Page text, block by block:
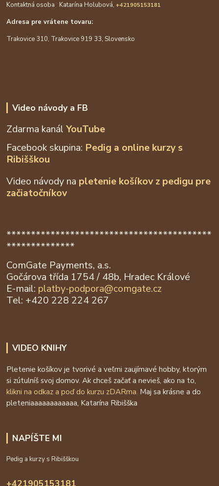
Kontaktná osoba : Katarína Holubová, +421905153181
Adresa pre vrátene tovaru:
Trakovice 310, Trakovice 919 33, Slovensko
Video návody a FB
Zdarma kanálYouTube
Facebook skupina: Pedig a online kurzy s
Ribišškou
Video návody na pletenie košíkov z pedigu pre
začiatočníkov
******************************************
**************
ComGate Payments, a.s.
Gočárova třída 1754 / 48b, Hradec Králové
E-mail: platby-podpora@comgate.cz
Tel: +420 228 224 267
VIDEO KNIHY
Pletenie košíkov je tvorivé a veľmi zaujímavé hobby, ktorým
si zútulníš svoj domov. Ak chceš začať a nevieš, ako na to,
klikni na odkaz a poď do kurzu zDARma. Maj sa krásne a do
pleteniaaaaaaaaaaaa, Katarína Ribišška
NAPÍŠTE MI
Pedig a kurzy s Ribišškou
+421905153181